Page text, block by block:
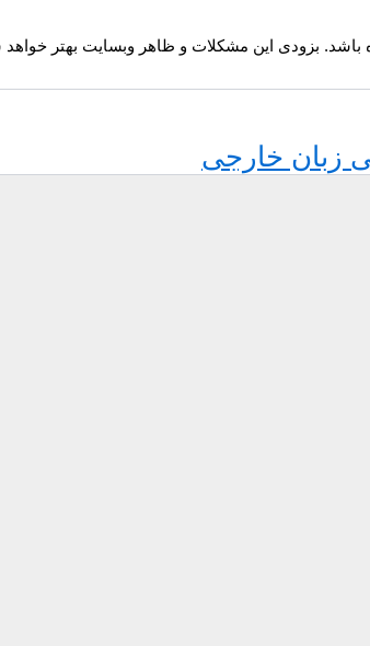
باشد. بزودی این مشکلات و ظاهر وبسایت بهتر
زبان خارجی